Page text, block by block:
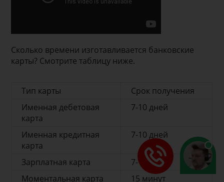
Сколько времени изготавливается банковские
карты? Смотрите таблицу ниже.
Тип карты
Срок получения
Именная дебетовая
карта
7-10 дней
Именная кредитная
карта
7-10 дней
Зарплатная карта
7-10 дней
Моментальная карта
15 минут